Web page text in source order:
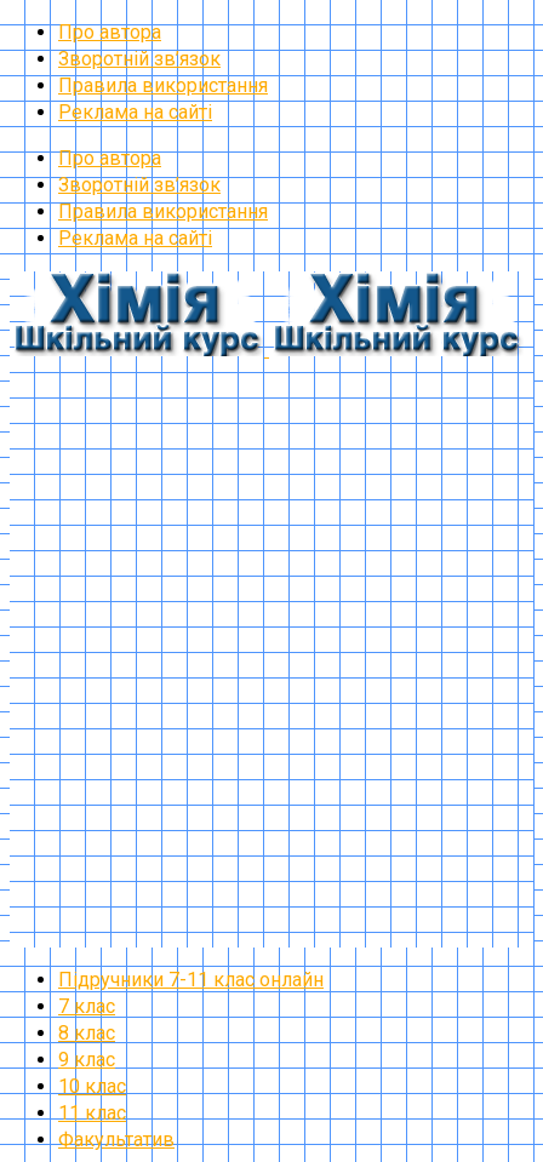
Про автора
Зворотній зв’язок
Правила використання
Реклама на сайті
Про автора
Зворотній зв’язок
Правила використання
Реклама на сайті
Підручники 7-11 клас онлайн
7 клас
8 клас
9 клас
10 клас
11 клас
Факультатив